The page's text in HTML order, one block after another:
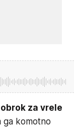
za vrele
ga komotno